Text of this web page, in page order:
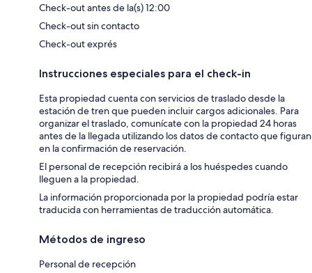
Check-out antes de la(s) 12:00
Check-out sin contacto
Check-out exprés
Instrucciones especiales para el check-in
Esta propiedad cuenta con servicios de traslado desde la
estación de tren que pueden incluir cargos adicionales. Para
organizar el traslado, comunícate con la propiedad 24 horas
antes de la llegada utilizando los datos de contacto que figuran
en la confirmación de reservación.
El personal de recepción recibirá a los huéspedes cuando
lleguen a la propiedad.
La información proporcionada por la propiedad podría estar
traducida con herramientas de traducción automática.
Métodos de ingreso
Personal de recepción